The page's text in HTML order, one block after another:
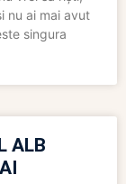
nu ai mai avut
singura
ALB